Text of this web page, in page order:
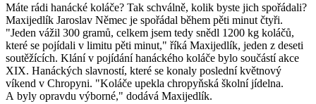
Máte rádi hanácké koláče? Tak schválně, kolik byste jich spořádali?
Maxijedlík Jaroslav Němec je spořádal během pěti minut čtyři.
"Jeden vážil 300 gramů, celkem jsem tedy snědl 1200 kg koláčů,
které se pojídali v limitu pěti minut," říká Maxijedlík, jeden z deseti
soutěžících. Klání v pojídání hanáckého koláče bylo součástí akce
XIX. Hanáckých slavností, které se konaly poslední květnový
víkend v Chropyni. "Koláče upekla chropyňská školní jídelna.
A byly opravdu výborné," dodává Maxijedlík.